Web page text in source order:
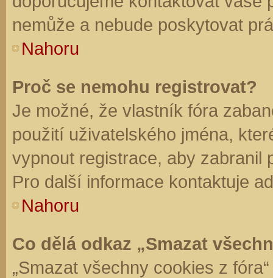
nemůže a nebude poskytovat
Nahoru
Proč se nemohu registrovat?
Je možné, že vlastník fóra
použití uživatelského jména,
vypnout registrace, aby zabranil
Pro další informace kontaktuje
Nahoru
Co dělá odkaz „Smazat
„Smazat všechny cookies z